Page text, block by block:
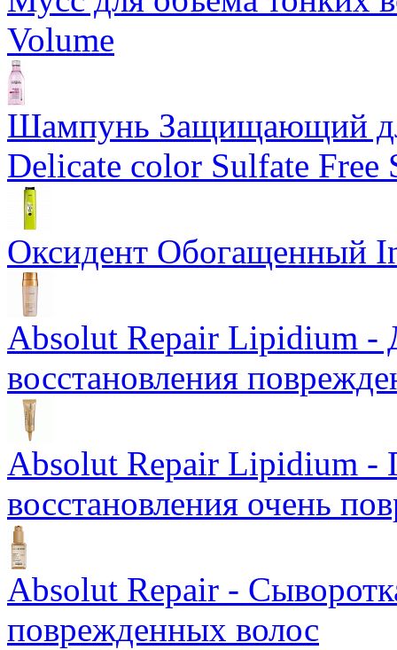
Volume
Шампунь Защищающий
Delicate color Sulfate Free
Оксидент Обогащенный
Absolut Repair Lipidium -
восстановления
Absolut Repair Lipidium -
восстановления очень
Absolut Repair -
поврежденных волос